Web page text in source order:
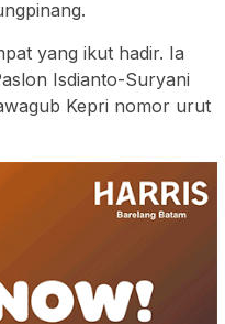
yang ikut hadir. Ia
Isdianto-Suryani
Kepri nomor urut